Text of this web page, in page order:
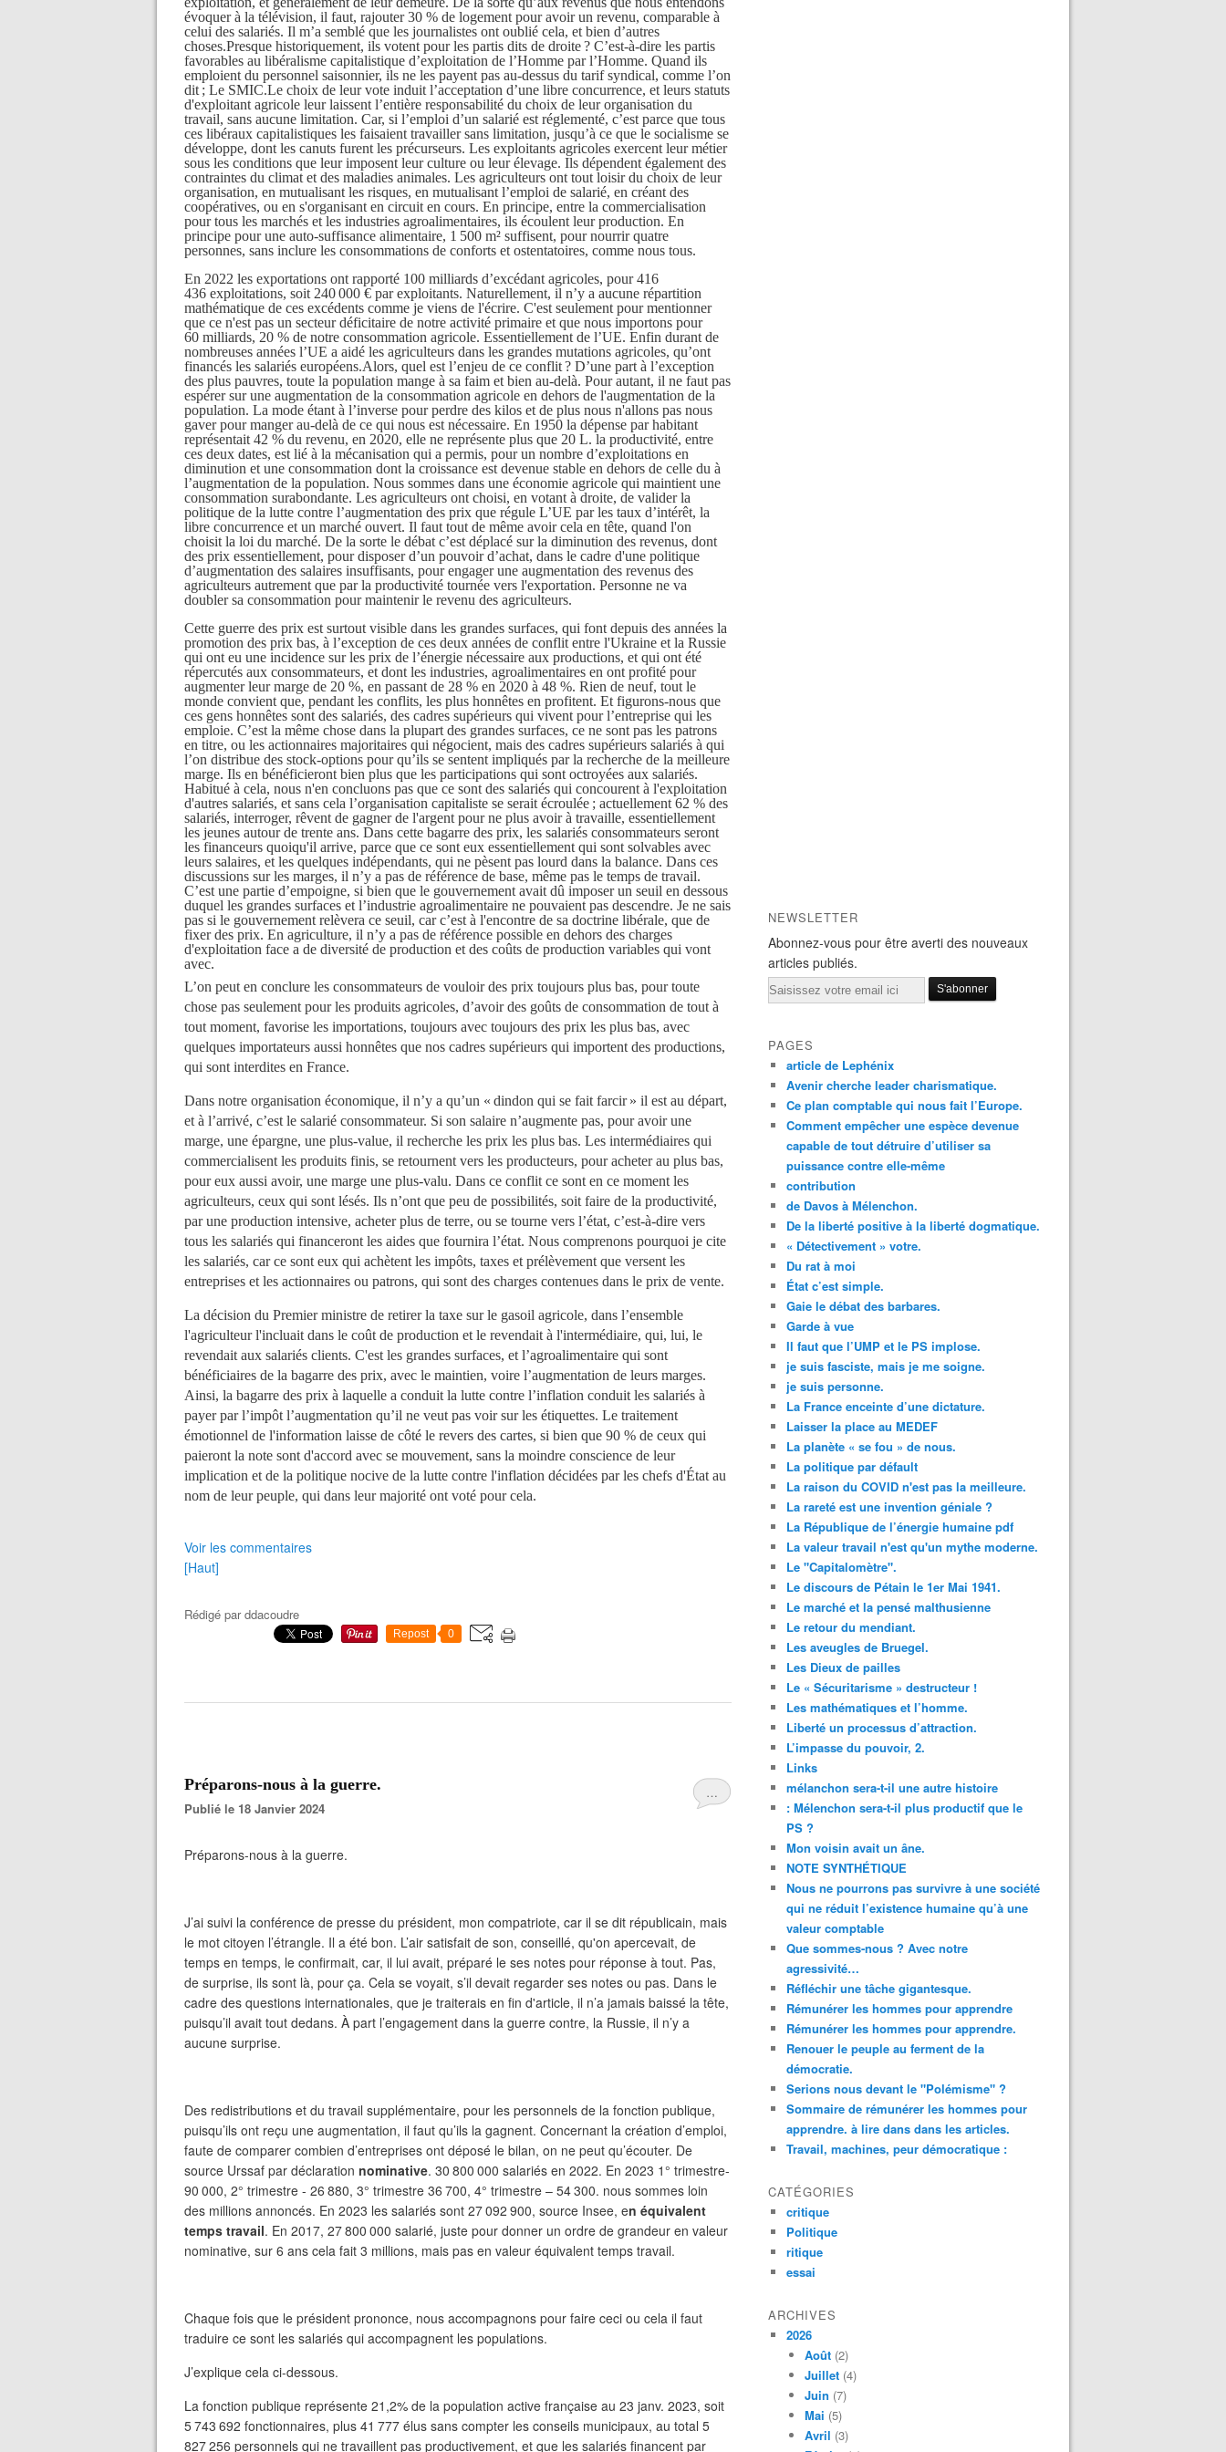
évoquer à la télévision, il faut, rajouter 30 % de logement pour avoir un revenu, comparable à
celui des salariés. Il m’a semblé que les journalistes ont oublié cela, et bien d’autres
choses.Presque historiquement, ils votent pour les partis dits de droite ? C’est-à-dire les partis
favorables au libéralisme capitalistique d’exploitation de l’Homme par l’Homme. Quand ils
emploient du personnel saisonnier, ils ne les payent pas au-dessus du tarif syndical, comme l’on
dit ; Le SMIC.Le choix de leur vote induit l’acceptation d’une libre concurrence, et leurs statuts
d'exploitant agricole leur laissent l’entière responsabilité du choix de leur organisation du
travail, sans aucune limitation. Car, si l’emploi d’un salarié est réglementé, c’est parce que tous
ces libéraux capitalistiques les faisaient travailler sans limitation, jusqu’à ce que le socialisme se
développe, dont les canuts furent les précurseurs. Les exploitants agricoles exercent leur métier
sous les conditions que leur imposent leur culture ou leur élevage. Ils dépendent également des
contraintes du climat et des maladies animales. Les agriculteurs ont tout loisir du choix de leur
organisation, en mutualisant les risques, en mutualisant l’emploi de salarié, en créant des
coopératives, ou en s'organisant en circuit en cours. En principe, entre la commercialisation
pour tous les marchés et les industries agroalimentaires, ils écoulent leur production. En
principe pour une auto-suffisance alimentaire, 1 500 m² suffisent, pour nourrir quatre
personnes, sans inclure les consommations de conforts et ostentatoires, comme nous tous.
En 2022 les exportations ont rapporté 100 milliards d’excédant agricoles, pour 416
436 exploitations, soit 240 000 € par exploitants. Naturellement, il n’y a aucune répartition
mathématique de ces excédents comme je viens de l'écrire. C'est seulement pour mentionner
que ce n'est pas un secteur déficitaire de notre activité primaire et que nous importons pour
60 milliards, 20 % de notre consommation agricole. Essentiellement de l’UE. Enfin durant de
nombreuses années l’UE a aidé les agriculteurs dans les grandes mutations agricoles, qu’ont
financés les salariés européens.Alors, quel est l’enjeu de ce conflit ? D’une part à l’exception
des plus pauvres, toute la population mange à sa faim et bien au-delà. Pour autant, il ne faut pas
espérer sur une augmentation de la consommation agricole en dehors de l'augmentation de la
population. La mode étant à l’inverse pour perdre des kilos et de plus nous n'allons pas nous
gaver pour manger au-delà de ce qui nous est nécessaire. En 1950 la dépense par habitant
représentait 42 % du revenu, en 2020, elle ne représente plus que 20 L. la productivité, entre
ces deux dates, est lié à la mécanisation qui a permis, pour un nombre d’exploitations en
diminution et une consommation dont la croissance est devenue stable en dehors de celle du à
l’augmentation de la population. Nous sommes dans une économie agricole qui maintient une
consommation surabondante. Les agriculteurs ont choisi, en votant à droite, de valider la
politique de la lutte contre l’augmentation des prix que régule L’UE par les taux d’intérêt, la
libre concurrence et un marché ouvert. Il faut tout de même avoir cela en tête, quand l'on
choisit la loi du marché. De la sorte le débat c’est déplacé sur la diminution des revenus, dont
des prix essentiellement, pour disposer d’un pouvoir d’achat, dans le cadre d'une politique
d’augmentation des salaires insuffisants, pour engager une augmentation des revenus des
agriculteurs autrement que par la productivité tournée vers l'exportation. Personne ne va
doubler sa consommation pour maintenir le revenu des agriculteurs.
Cette guerre des prix est surtout visible dans les grandes surfaces, qui font depuis des années la
promotion des prix bas, à l’exception de ces deux années de conflit entre l'Ukraine et la Russie
qui ont eu une incidence sur les prix de l’énergie nécessaire aux productions, et qui ont été
répercutés aux consommateurs, et dont les industries, agroalimentaires en ont profité pour
augmenter leur marge de 20 %, en passant de 28 % en 2020 à 48 %. Rien de neuf, tout le
monde convient que, pendant les conflits, les plus honnêtes en profitent. Et figurons-nous que
ces gens honnêtes sont des salariés, des cadres supérieurs qui vivent pour l’entreprise qui les
emploie. C’est la même chose dans la plupart des grandes surfaces, ce ne sont pas les patrons
en titre, ou les actionnaires majoritaires qui négocient, mais des cadres supérieurs salariés à qui
l’on distribue des stock-options pour qu’ils se sentent impliqués par la recherche de la meilleure
marge. Ils en bénéficieront bien plus que les participations qui sont octroyées aux salariés.
Habitué à cela, nous n'en concluons pas que ce sont des salariés qui concourent à l'exploitation
d'autres salariés, et sans cela l’organisation capitaliste se serait écroulée ; actuellement 62 % des
salariés, interroger, rêvent de gagner de l'argent pour ne plus avoir à travaille, essentiellement
les jeunes autour de trente ans. Dans cette bagarre des prix, les salariés consommateurs seront
les financeurs quoiqu'il arrive, parce que ce sont eux essentiellement qui sont solvables avec
leurs salaires, et les quelques indépendants, qui ne pèsent pas lourd dans la balance. Dans ces
discussions sur les marges, il n’y a pas de référence de base, même pas le temps de travail.
C’est une partie d’empoigne, si bien que le gouvernement avait dû imposer un seuil en dessous
duquel les grandes surfaces et l’industrie agroalimentaire ne pouvaient pas descendre. Je ne sais
pas si le gouvernement relèvera ce seuil, car c’est à l'encontre de sa doctrine libérale, que de
fixer des prix. En agriculture, il n’y a pas de référence possible en dehors des charges
d'exploitation face a de diversité de production et des coûts de production variables qui vont
avec.
L’on peut en conclure les consommateurs de vouloir des prix toujours plus bas, pour toute
chose pas seulement pour les produits agricoles, d’avoir des goûts de consommation de tout à
tout moment, favorise les importations, toujours avec toujours des prix les plus bas, avec
quelques importateurs aussi honnêtes que nos cadres supérieurs qui importent des productions,
qui sont interdites en France.
Dans notre organisation économique, il n’y a qu’un « dindon qui se fait farcir » il est au départ,
et à l’arrivé, c’est le salarié consommateur. Si son salaire n’augmente pas, pour avoir une
marge, une épargne, une plus-value, il recherche les prix les plus bas. Les intermédiaires qui
commercialisent les produits finis, se retournent vers les producteurs, pour acheter au plus bas,
pour eux aussi avoir, une marge une plus-valu. Dans ce conflit ce sont en ce moment les
agriculteurs, ceux qui sont lésés. Ils n’ont que peu de possibilités, soit faire de la productivité,
par une production intensive, acheter plus de terre, ou se tourne vers l’état, c’est-à-dire vers
tous les salariés qui financeront les aides que fournira l’état. Nous comprenons pourquoi je cite
les salariés, car ce sont eux qui achètent les impôts, taxes et prélèvement que versent les
entreprises et les actionnaires ou patrons, qui sont des charges contenues dans le prix de vente.
La décision du Premier ministre de retirer la taxe sur le gasoil agricole, dans l’ensemble
l'agriculteur l'incluait dans le coût de production et le revendait à l'intermédiaire, qui, lui, le
revendait aux salariés clients. C'est les grandes surfaces, et l’agroalimentaire qui sont
bénéficiaires de la bagarre des prix, avec le maintien, voire l’augmentation de leurs marges.
Ainsi, la bagarre des prix à laquelle a conduit la lutte contre l’inflation conduit les salariés à
payer par l’impôt l’augmentation qu’il ne veut pas voir sur les étiquettes. Le traitement
émotionnel de l'information laisse de côté le revers des cartes, si bien que 90 % de ceux qui
paieront la note sont d'accord avec se mouvement, sans la moindre conscience de leur
implication et de la politique nocive de la lutte contre l'inflation décidées par les chefs d'État au
nom de leur peuple, qui dans leur majorité ont voté pour cela.
Voir les commentaires
[Haut]
Rédigé parddacoudre
Repost 0
…
Préparons-nous à la guerre.
Publié le 18 Janvier 2024
Préparons-nous à la guerre.
J’ai suivi la conférence de presse du président, mon compatriote, car il se dit républicain, mais
le mot citoyen l’étrangle. Il a été bon. L’air satisfait de son, conseillé, qu'on apercevait, de
temps en temps, le confirmait, car, il lui avait, préparé le ses notes pour réponse à tout. Pas,
de surprise, ils sont là, pour ça. Cela se voyait, s’il devait regarder ses notes ou pas. Dans le
cadre des questions internationales, que je traiterais en fin d'article, il n’a jamais baissé la tête,
puisqu’il avait tout dedans. À part l’engagement dans la guerre contre, la Russie, il n’y a
aucune surprise.
Des redistributions et du travail supplémentaire, pour les personnels de la fonction publique,
puisqu’ils ont reçu une augmentation, il faut qu’ils la gagnent. Concernant la création d’emploi,
faute de comparer combien d’entreprises ont déposé le bilan, on ne peut qu’écouter. De
source Urssaf par déclaration nominative. 30 800 000 salariés en 2022. En 2023 1° trimestre-
90 000, 2° trimestre - 26 880, 3° trimestre 36 700, 4° trimestre – 54 300. nous sommes loin
des millions annoncés. En 2023 les salariés sont 27 092 900, source Insee, en équivalent
temps travail. En 2017, 27 800 000 salarié, juste pour donner un ordre de grandeur en valeur
nominative, sur 6 ans cela fait 3 millions, mais pas en valeur équivalent temps travail.
Chaque fois que le président prononce, nous accompagnons pour faire ceci ou cela il faut
traduire ce sont les salariés qui accompagnent les populations.
J’explique cela ci-dessous.
La fonction publique représente 21,2% de la population active française au 23 janv. 2023, soit
5 743 692 fonctionnaires, plus 41 777 élus sans compter les conseils municipaux, au total 5
827 256 personnels qui ne travaillent pas productivement, et que les salariés financent par
NEWSLETTER
Abonnez-vous pour être averti des nouveaux
articles publiés.
Email
PAGES
article de Lephénix
Avenir cherche leader charismatique.
Ce plan comptable qui nous fait l’Europe.
Comment empêcher une espèce devenue
capable de tout détruire d’utiliser sa
puissance contre elle-même
contribution
de Davos à Mélenchon.
De la liberté positive à la liberté dogmatique.
« Détectivement » votre.
Du rat à moi
État c’est simple.
Gaie le débat des barbares.
Garde à vue
Il faut que l’UMP et le PS implose.
je suis fasciste, mais je me soigne.
je suis personne.
La France enceinte d’une dictature.
Laisser la place au MEDEF
La planète « se fou » de nous.
La politique par défault
La raison du COVID n'est pas la meilleure.
La rareté est une invention géniale ?
La République de l’énergie humaine pdf
La valeur travail n'est qu'un mythe moderne.
Le "Capitalomètre".
Le discours de Pétain le 1er Mai 1941.
Le marché et la pensé malthusienne
Le retour du mendiant.
Les aveugles de Bruegel.
Les Dieux de pailles
Le « Sécuritarisme » destructeur !
Les mathématiques et l’homme.
Liberté un processus d’attraction.
L’impasse du pouvoir, 2.
Links
mélanchon sera-t-il une autre histoire
: Mélenchon sera-t-il plus productif que le
PS ?
Mon voisin avait un âne.
NOTE SYNTHÉTIQUE
Nous ne pourrons pas survivre à une société
qui ne réduit l’existence humaine qu’à une
valeur comptable
Que sommes-nous ? Avec notre
agressivité…
Réfléchir une tâche gigantesque.
Rémunérer les hommes pour apprendre
Rémunérer les hommes pour apprendre.
Renouer le peuple au ferment de la
démocratie.
Serions nous devant le "Polémisme" ?
Sommaire de rémunérer les hommes pour
apprendre. à lire dans dans les articles.
Travail, machines, peur démocratique :
CATÉGORIES
critique
Politique
ritique
essai
ARCHIVES
2026
Août (2)
Juillet (4)
Juin (7)
Mai (5)
Avril (3)